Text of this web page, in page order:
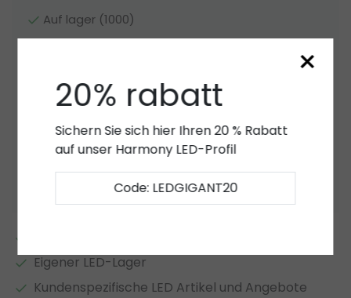
Auf lager (1000)
Zum Warenkorb hinzufügen
Angebot
Zur Wunschliste hinzufügen
Eigener LED-Lager
Kundenspezifische LED Artikel und Angebote
×
20% rabatt
Sichern Sie sich hier Ihren 20 % Rabatt
auf unser Harmony LED-Profil
Code: LEDGIGANT20